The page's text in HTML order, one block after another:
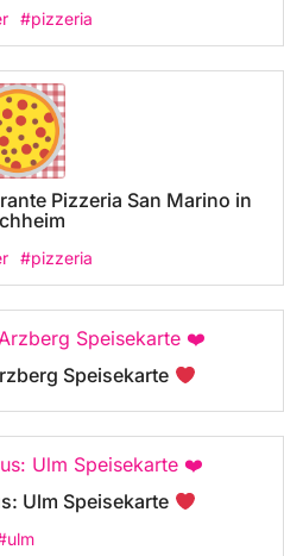
#pizzeria
Pizzeria San Marino in
#pizzeria
Speisekarte
Ulm Speisekarte